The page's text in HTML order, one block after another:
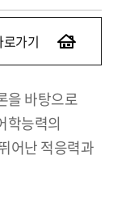
가기
을 바탕으로
학능력의
어난 적응력과